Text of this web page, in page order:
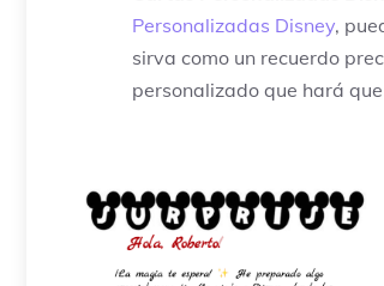
Personalizadas Disney,
sirva como un recuerdo
personalizado que hará